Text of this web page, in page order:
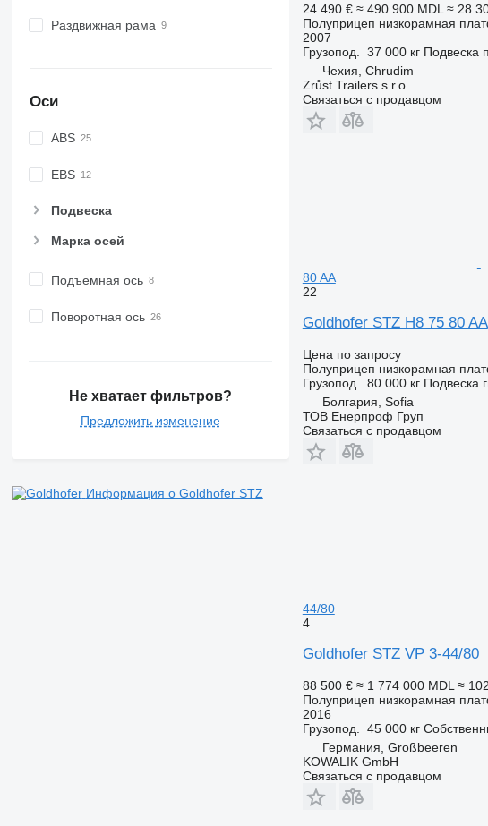
Раздвижная рама
Оси
ABS
EBS
Подвеска
Марка осей
Подъемная ось
Поворотная ось
Не хватает фильтров?
Предложить изменение
Информация о Goldhofer STZ
24 490 € ≈ 490 900 MDL ≈ 28
Полуприцеп низкорамная
2007
Грузопод.
37 000 кг Подвеска
Чехия, Chrudim
Zrůst Trailers s.r.o.
Связаться с продавцом
80 AA
22
Goldhofer STZ H8 75 80 AA
Цена по запросу
Полуприцеп низкорамная
Грузопод.
80 000 кг Подвеска
Болгария, Sofia
ТОВ Енерпроф Груп
Связаться с продавцом
44/80
4
Goldhofer STZ VP 3-44/80
88 500 € ≈ 1 774 000 MDL ≈
Полуприцеп низкорамная
2016
Грузопод.
45 000 кг
Германия, Großbeeren
KOWALIK GmbH
Связаться с продавцом